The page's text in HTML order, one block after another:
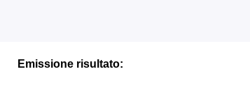
Emissione risultato: